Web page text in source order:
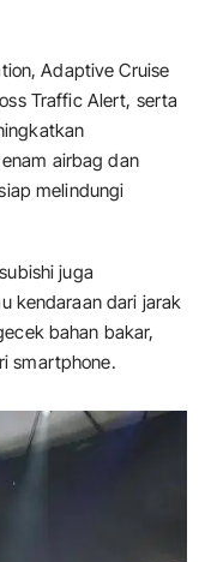
Adaptive Cruise
Traffic Alert, serta
airbag dan
melindungi
juga
kendaraan dari jarak
bahan bakar,
smartphone.